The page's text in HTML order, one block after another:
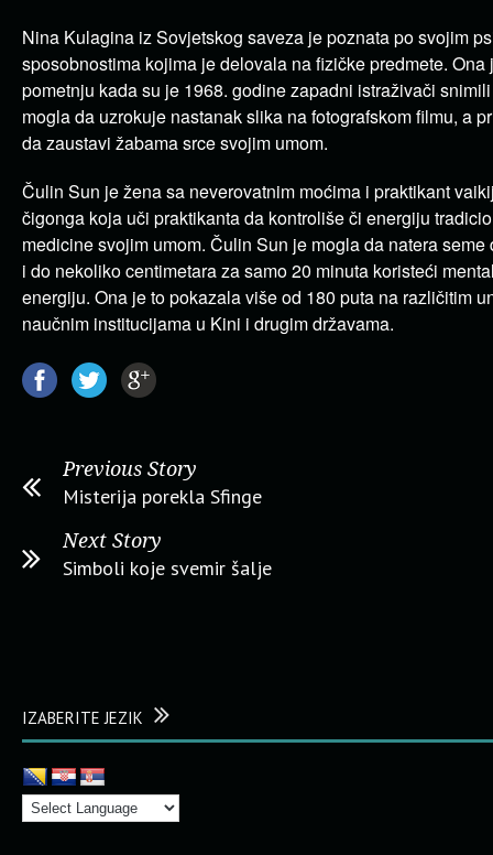
Nina Kulagina iz Sovjetskog saveza je poznata po svojim
sposobnostima kojima je delovala na fizičke predmete.
pometnju kada su je 1968. godine zapadni istraživači
mogla da uzrokuje nastanak slika na fotografskom filmu, a
da zaustavi žabama srce svojim umom.
Čulin Sun je žena sa neverovatnim moćima i praktikant
čigonga koja uči praktikanta da kontroliše či energiju
medicine svojim umom. Čulin Sun je mogla da natera
i do nekoliko centimetara za samo 20 minuta koristeći
energiju. Ona je to pokazala više od 180 puta na različitim
naučnim institucijama u Kini i drugim državama.
Previous Story
Misterija porekla Sfinge
Next Story
Simboli koje svemir šalje
IZABERITE JEZIK